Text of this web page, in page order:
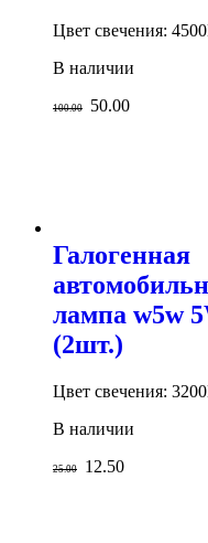
Цвет свечения:
В наличии
100.00 50.00
Галогенная
лампа w5w
(2шт.)
Цвет свечения:
В наличии
25.00 12.50